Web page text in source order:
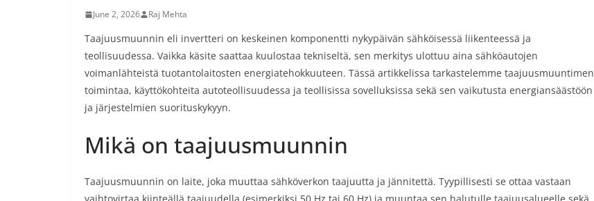
June 2, 2026 Raj Mehta
Taajuusmuunnin eli invertteri on keskeinen komponentti nykypäivän sähköisessä liikenteessä ja
teollisuudessa. Vaikka käsite saattaa kuulostaa tekniseltä, sen merkitys ulottuu aina sähköautojen
voimanlähteistä tuotantolaitosten energiatehokkuuteen. Tässä artikkelissa tarkastelemme taajuusmuuntimen
toimintaa, käyttökohteita autoteollisuudessa ja teollisissa sovelluksissa sekä sen vaikutusta energiansäästöön
ja järjestelmien suorituskykyyn.
Mikä on taajuusmuunnin
Taajuusmuunnin on laite, joka muuttaa sähköverkon taajuutta ja jännitettä. Tyypillisesti se ottaa vastaan